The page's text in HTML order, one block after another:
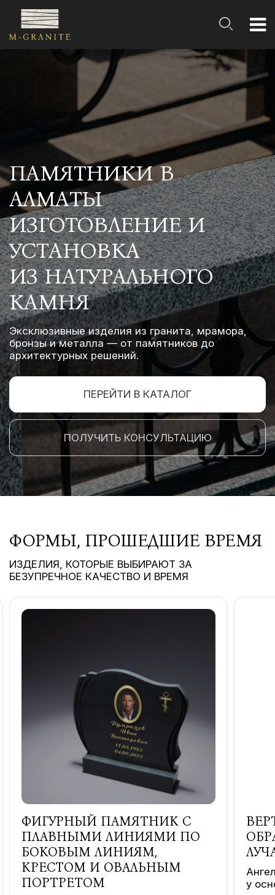
ПАМЯТНИКИ В
АЛМАТЫ
ИЗГОТОВЛЕНИЕ И
УСТАНОВКА
ИЗ НАТУРАЛЬНОГО
КАМНЯ
Эксклюзивные изделия из гранита, мрамора,
бронзы и металла — от памятников до
архитектурных решений.
ПЕРЕЙТИ В КАТАЛОГ
ПОЛУЧИТЬ КОНСУЛЬТАЦИЮ
ФОРМЫ, ПРОШЕДШИЕ ВРЕМЯ
ИЗДЕЛИЯ, КОТОРЫЕ ВЫБИРАЮТ ЗА
БЕЗУПРЕЧНОЕ КАЧЕСТВО И ВРЕМЯ
ФИГУРНЫЙ ПАМЯТНИК С
ПЛАВНЫМИ ЛИНИЯМИ ПО
БОКОВЫМ ЛИНИЯМ,
КРЕСТОМ И ОВАЛЬНЫМ
ПОРТРЕТОМ
у